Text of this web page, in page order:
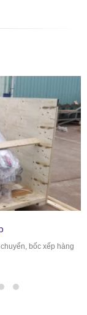
bốc xếp hàng